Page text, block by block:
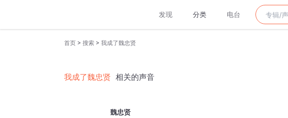
发现 分类 电台
首页 > 搜索 > 我成了魏忠贤
我成了魏忠贤 相关的声音
魏忠贤